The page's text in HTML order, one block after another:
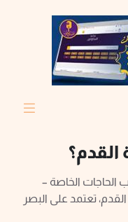
الحاجات الخاصة –
تعتمد على البصر